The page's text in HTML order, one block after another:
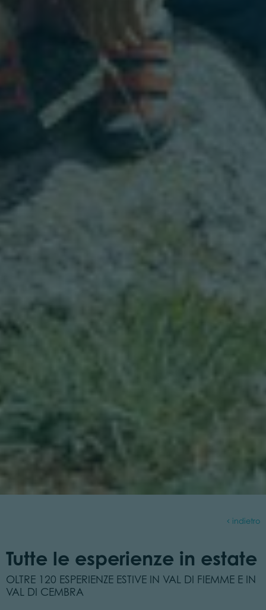
indietro
Tutte le esperienze in estate
OLTRE 120 ESPERIENZE ESTIVE IN VAL DI FIEMME E IN
VAL DI CEMBRA